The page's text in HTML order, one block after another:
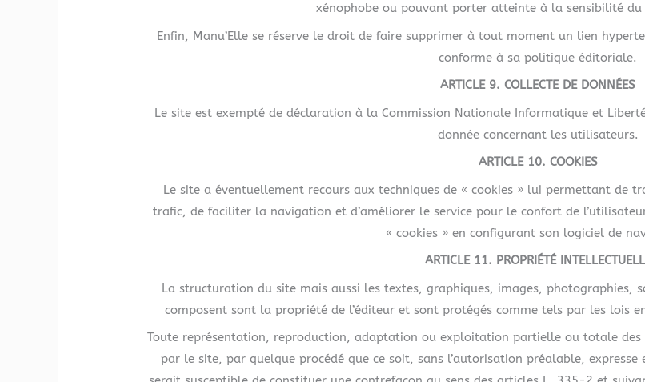
xénophobe ou pouvant porter atteinte à la sensibilité
Enfin, Manu’Elle se réserve le droit de faire supprimer à tout moment un lien
conforme à sa politique éditoriale.
ARTICLE 9. COLLECTE DE DONNÉES
Le site est exempté de déclaration à la Commission Nationale Informatique et
donnée concernant les utilisateurs.
ARTICLE 10. COOKIES
Le site a éventuellement recours aux techniques de « cookies » lui permettant de
trafic, de faciliter la navigation et d’améliorer le service pour le confort de
« cookies » en configurant son logiciel de
ARTICLE 11. PROPRIÉTÉ
La structuration du site mais aussi les textes, graphiques, images, photographies,
composent sont la propriété de l’éditeur et sont protégés comme tels par les lois
Toute représentation, reproduction, adaptation ou exploitation partielle ou totale des
par le site, par quelque procédé que ce soit, sans l’autorisation préalable,